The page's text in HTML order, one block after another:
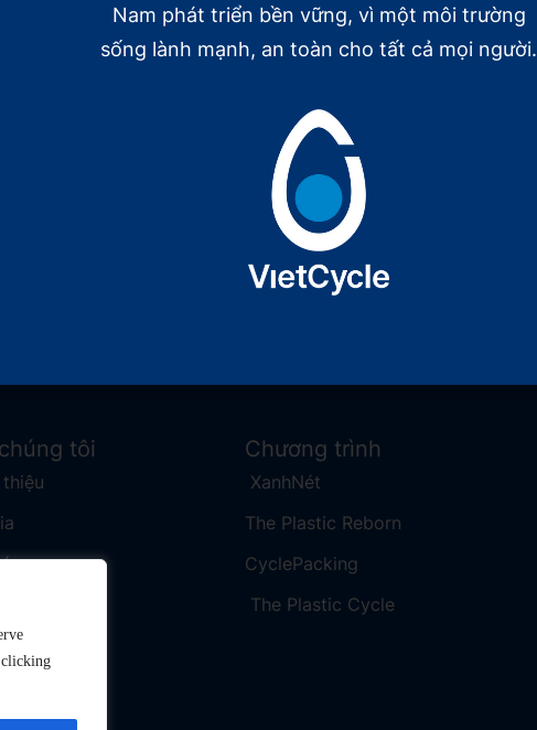
clicking
[VnEconomy] Xây dựng mô hình kinh tế tuần
hoàn, hồi sinh rác thải nhựa
Xem tiếp
tôi Chương trình
XanhNét
The Plastic Reborn
CyclePacking
The Plastic Cycle​
Nam phát triển bền vững, vì một môi trường
sống lành mạnh, an toàn cho tất cả mọi người.